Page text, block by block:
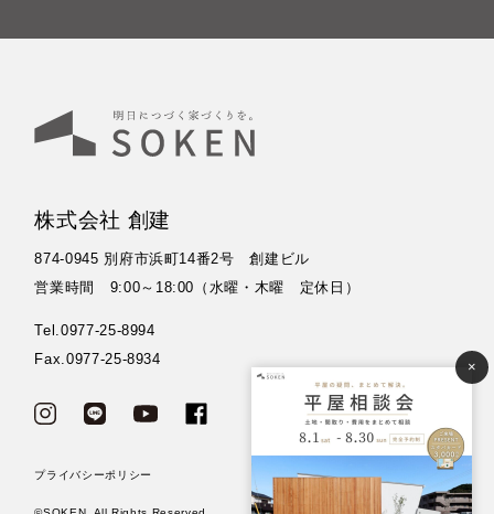
×
株式会社 創建
874-0945 別府市浜町14番2号 創建ビル
営業時間 9:00～18:00（水曜・木曜 定休日）
Tel.0977-25-8994
Fax.0977-25-8934
プライバシーポリシー